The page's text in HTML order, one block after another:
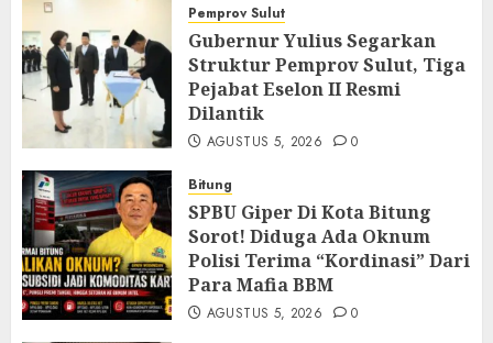
Pemprov Sulut
Gubernur Yulius Segarkan
Struktur Pemprov Sulut, Tiga
Pejabat Eselon II Resmi
Dilantik
AGUSTUS 5, 2026 0
Bitung
SPBU Giper Di Kota Bitung
Sorot! Diduga Ada Oknum
Polisi Terima “Kordinasi” Dari
Para Mafia BBM
AGUSTUS 5, 2026 0